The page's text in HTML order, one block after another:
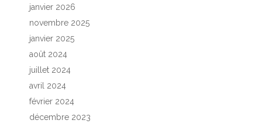
janvier 2026
novembre 2025
janvier 2025
août 2024
juillet 2024
avril 2024
février 2024
décembre 2023